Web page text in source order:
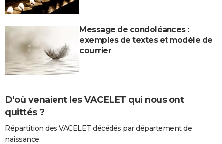
Message de condoléances :
exemples de textes et modèle de
courrier
D'où venaient les VACELET qui nous ont
quittés ?
Répartition des VACELET décédés par département de
naissance.